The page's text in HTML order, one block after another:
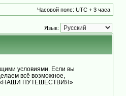
Часовой пояс: UTC + 3 часа
Язык:
условиями. Если вы
всё возможное,
«НАШИ ПУТЕШЕСТВИЯ»